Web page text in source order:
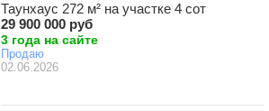
Таунхаус 272 м² на участке 4 сот
29 900 000 руб
3 года на сайте
Продаю
02.06.2026